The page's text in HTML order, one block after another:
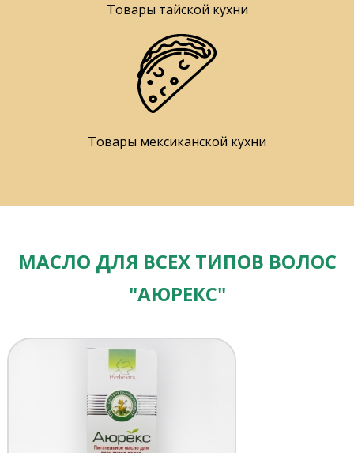
Товары тайской кухни
Товары мексиканской кухни
МАСЛО ДЛЯ ВСЕХ ТИПОВ ВОЛОС
"АЮРЕКС"